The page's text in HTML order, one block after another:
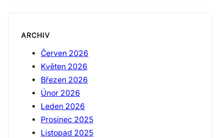
ARCHIV
Červen 2026
Květen 2026
Březen 2026
Únor 2026
Leden 2026
Prosinec 2025
Listopad 2025